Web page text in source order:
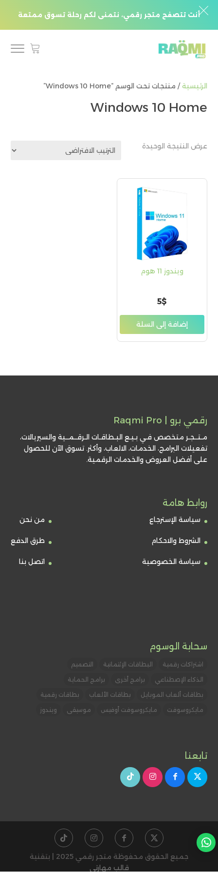
أنت تتصفح متجر رقمي، نتمنى لكم رحلة تسوق ممتعة
الرئيسية/ منتجات تحت الوسم “Windows 10 Home”
Windows 10 Home
عرض النتيجة الوحيدة
ويندوز 11 هوم
5$
إضافة إلى السلة
رقمي برو | Raqmi Pro
مـتــجـر متخصص فـي بـيـع البـطاقـات الـرقــمــية والسيريالات،
تفعيلات البرامج، الخدمات، الالعاب، وأكثر. تسوق الآن للحصول
على أفضل العروض والخدمات الرقمية.
روابط هامة
سياسة الإسترجاع
الشروط والاحكام
سياسة الخصوصية
من نحن
طرق الدفع
اتصل بنا
سحابة الوسوم
اشتراكات رقمية البطاقات الإئتمانية التصميم
الذكاء الإصطناعي برامج أخرى برامج الحماية
بطاقات ألعاب الموبايل بطاقات الألعاب بطاقات رقمية
مايكروسوفت مايكروسوفت أوفيس موسيقى ويندوز
تابعنا
جميع الحقوق محفوظة متجر رقمي 2025 |
بتقنية
قالب مهارتي